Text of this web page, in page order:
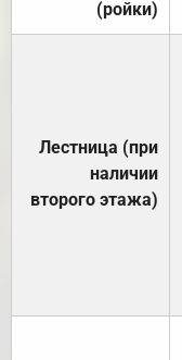
(ройки)
Лестница (при
наличии
второго этажа)